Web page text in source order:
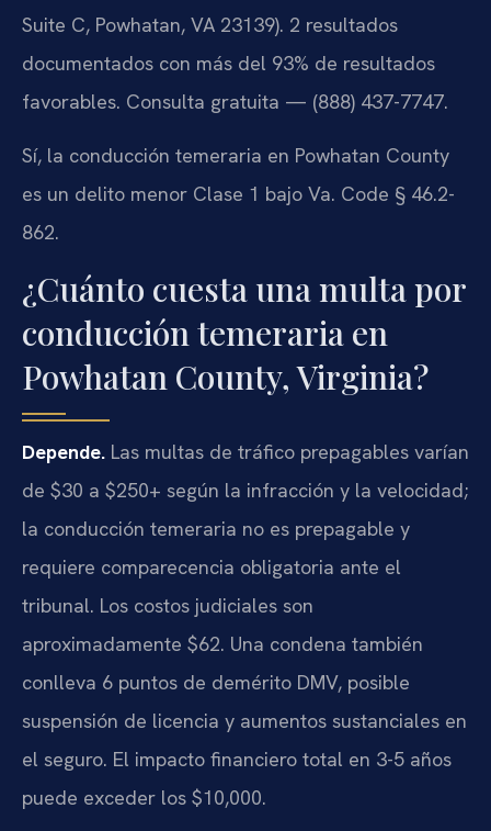
Suite C, Powhatan, VA 23139). 2 resultados
documentados con más del 93% de resultados
favorables. Consulta gratuita — (888) 437-7747.
Sí, la conducción temeraria en Powhatan County
es un delito menor Clase 1 bajo Va. Code § 46.2-
862.
¿Cuánto cuesta una multa por
conducción temeraria en
Powhatan County, Virginia?
Depende. Las multas de tráfico prepagables varían
de $30 a $250+ según la infracción y la velocidad;
la conducción temeraria no es prepagable y
requiere comparecencia obligatoria ante el
tribunal. Los costos judiciales son
aproximadamente $62. Una condena también
conlleva 6 puntos de demérito DMV, posible
suspensión de licencia y aumentos sustanciales en
el seguro. El impacto financiero total en 3-5 años
puede exceder los $10,000.